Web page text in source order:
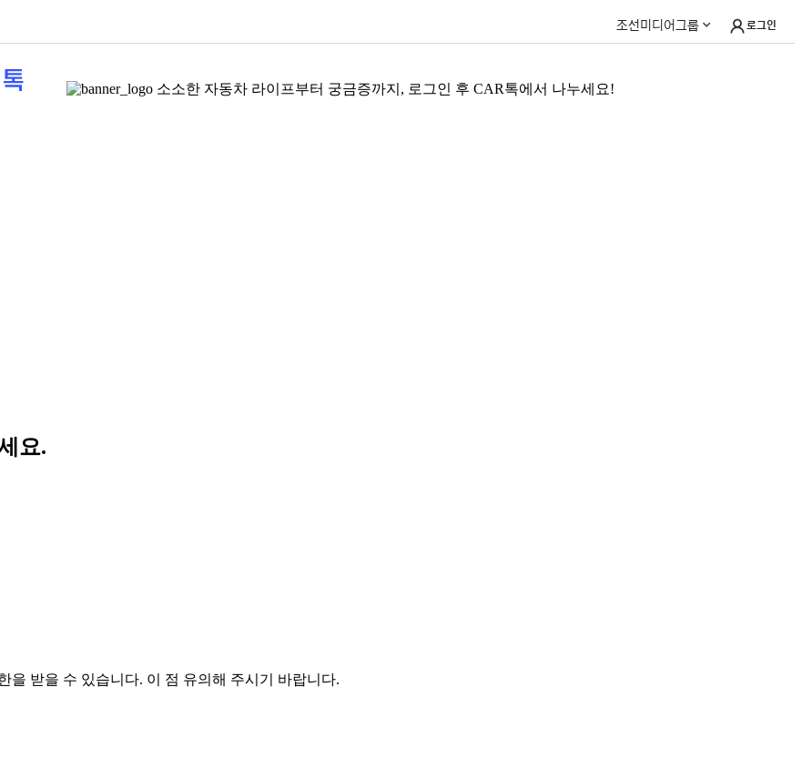
조선미디어그룹 로그인
소소한 자동차 라이프부터 궁금증까지, 로그인 후 CAR톡에서 나누세요!
요.
을 받을 수 있습니다. 이 점 유의해 주시기 바랍니다.